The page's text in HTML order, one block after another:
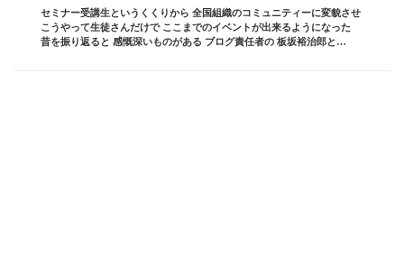
セミナー受講生というくくりから 全国組織のコミュニティーに変貌させ
こうやって生徒さんだけで ここまでのイベントが出来るようになった
昔を振り返ると 感慨深いものがある ブログ責任者の 板坂裕治郎と